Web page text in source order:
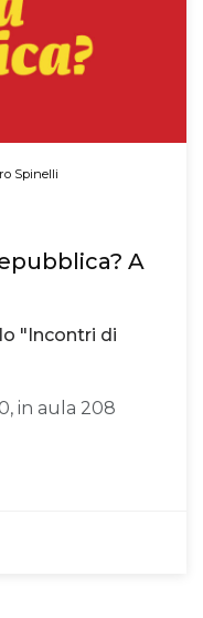
Spinelli
A
"Incontri di
in aula 208